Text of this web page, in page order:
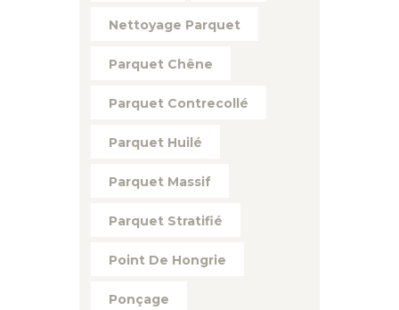
Nettoyage Parquet
Parquet Chêne
Parquet Contrecollé
Parquet Huilé
Parquet Massif
Parquet Stratifié
Point De Hongrie
Ponçage